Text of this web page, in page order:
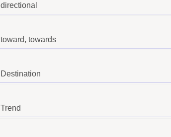
directional
toward, towards
Destination
Trend